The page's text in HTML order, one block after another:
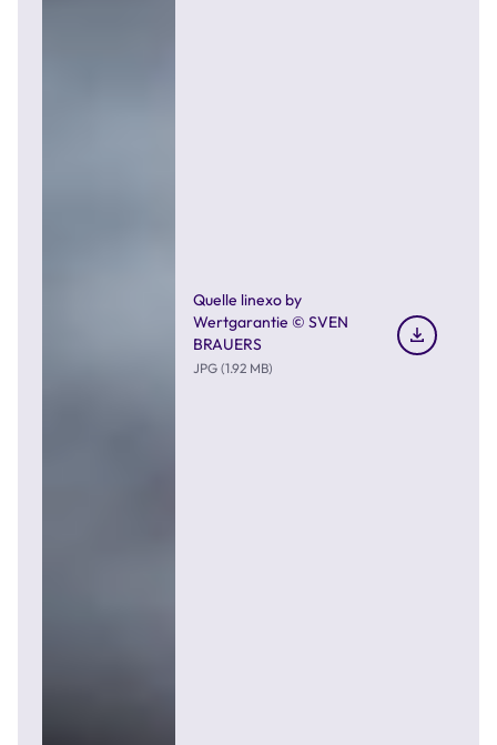
Quelle linexo by
Wertgarantie © SVEN
BRAUERS
JPG (1.92 MB)